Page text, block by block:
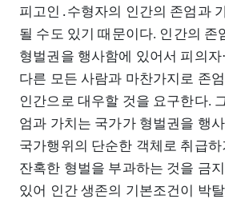
피고인․수형자의 인간의 존엄과
될 수도 있기 때문이다. 인간의 존
형벌권을 행사함에 있어서 피의자
다른 모든 사람과 마찬가지로 존
인간으로 대우할 것을 요구한다.
엄과 가치는 국가가 형벌권을 행
국가행위의 단순한 객체로 취급
잔혹한 형벌을 부과하는 것을 금
있어 인간 생존의 기본조건이 박